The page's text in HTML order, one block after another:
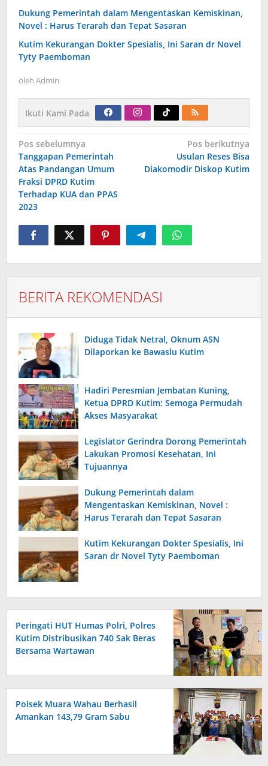
Dukung Pemerintah dalam Mengentaskan Kemiskinan,
Novel : Harus Terarah dan Tepat Sasaran
Kutim Kekurangan Dokter Spesialis, Ini Saran dr Novel
Tyty Paemboman
oleh Admin
Ikuti Kami Pada
Navigasi
pos
Pos sebelumnya
Tanggapan Pemerintah
Atas Pandangan Umum
Fraksi DPRD Kutim
Terhadap KUA dan PPAS
2023
Pos berikutnya
Usulan Reses Bisa
Diakomodir Diskop Kutim
BERITA REKOMENDASI
Diduga Tidak Netral, Oknum ASN
Dilaporkan ke Bawaslu Kutim
Hadiri Peresmian Jembatan Kuning,
Ketua DPRD Kutim: Semoga Permudah
Akses Masyarakat
Legislator Gerindra Dorong Pemerintah
Lakukan Promosi Kesehatan, Ini
Tujuannya
Dukung Pemerintah dalam
Mengentaskan Kemiskinan, Novel :
Harus Terarah dan Tepat Sasaran
Kutim Kekurangan Dokter Spesialis, Ini
Saran dr Novel Tyty Paemboman
Peringati HUT Humas Polri, Polres
Kutim Distribusikan 740 Sak Beras
Bersama Wartawan
Polsek Muara Wahau Berhasil
Amankan 143,79 Gram Sabu